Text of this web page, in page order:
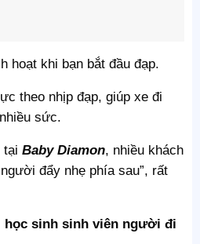
hoạt khi bạn bắt đầu đạp.
theo nhịp đạp, giúp xe đi
sức.
tại Baby Diamon, nhiều khách
đẩy nhẹ phía sau”, rất
học sinh sinh viên người đi